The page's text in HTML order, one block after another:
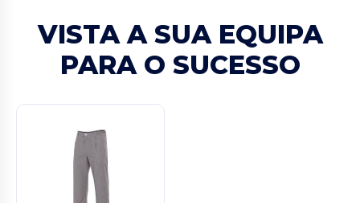
VISTA A SUA EQUIPA
PARA O SUCESSO